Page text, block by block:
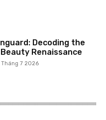
Decoding the
Renaissance
Tháng 7 2026